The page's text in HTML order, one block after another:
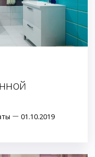
01.10.2019